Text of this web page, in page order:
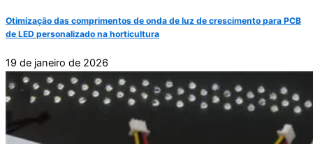
Otimização das comprimentos de onda de luz de crescimento para PCB
de LED personalizado na horticultura
19 de janeiro de 2026